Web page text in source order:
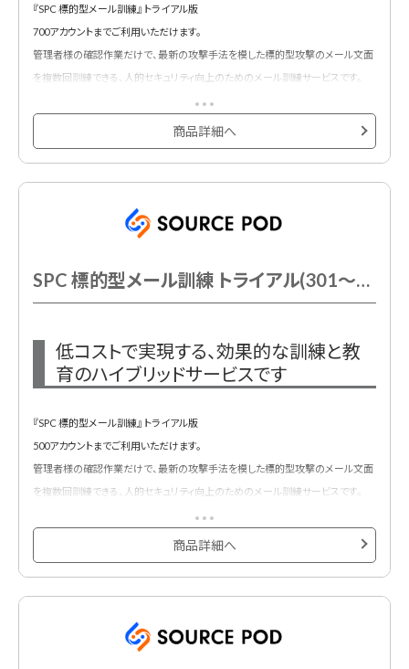
『SPC 標的型メール訓練』 トライアル版
700アカウントまでご利用いただけます。
管理者様の確認作業だけで、最新の攻撃手法を模した標的型攻撃のメール文面
を複数回訓練できる、人的セキュリティ向上のためのメール訓練サービスです。
商品詳細へ
SPC 標的型メール訓練 トライアル(301～500AC以下)
低コストで実現する、効果的な訓練と教
育のハイブリッドサービスです
『SPC 標的型メール訓練』 トライアル版
500アカウントまでご利用いただけます。
管理者様の確認作業だけで、最新の攻撃手法を模した標的型攻撃のメール文面
を複数回訓練できる、人的セキュリティ向上のためのメール訓練サービスです。
商品詳細へ